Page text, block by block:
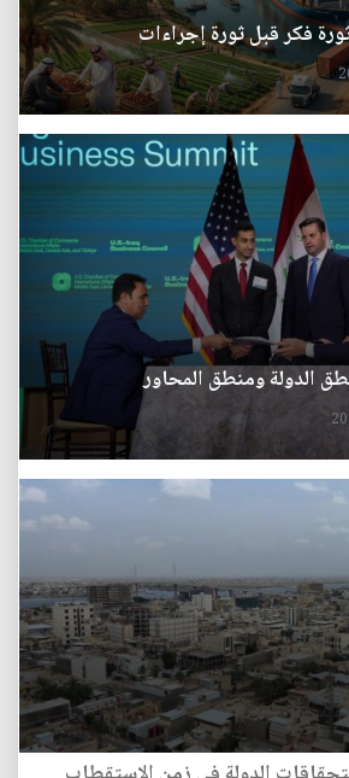
فكر قبل ثورة إجراءات
الدولة ومنطق المحاور